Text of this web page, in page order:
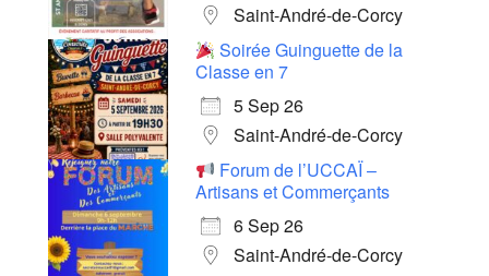
Saint-André-de-Corcy
Soirée Guinguette de la
Classe en 7
5 Sep 26
Saint-André-de-Corcy
Forum de l’UCCAÏ –
Artisans et Commerçants
6 Sep 26
Saint-André-de-Corcy